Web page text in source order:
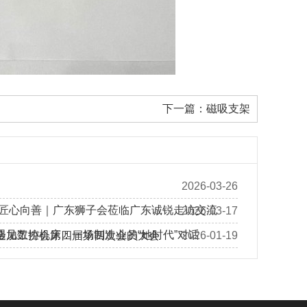
下一篇： 磁吸支架
2026-03-26
心向善｜广东狮子会莅临广东诚锐走访交流
2026-03-17
见数控机床：一场制造业的“她时代”对话2026-01-19
加工协会第四届第四次会员大会